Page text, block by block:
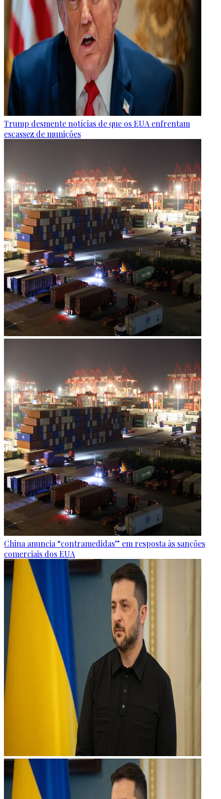
Trump desmente notícias de que os EUA enfrentam
escassez de munições
China anuncia “contramedidas” em resposta às sanções
comerciais dos EUA